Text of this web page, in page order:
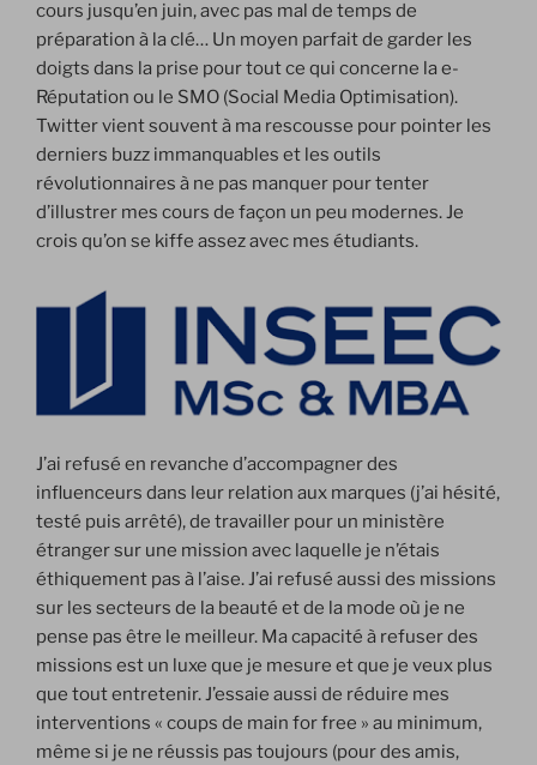
cours jusqu’en juin, avec pas mal de temps de
préparation à la clé… Un moyen parfait de garder les
doigts dans la prise pour tout ce qui concerne la e-
Réputation ou le SMO (Social Media Optimisation).
Twitter vient souvent à ma rescousse pour pointer les
derniers buzz immanquables et les outils
révolutionnaires à ne pas manquer pour tenter
d’illustrer mes cours de façon un peu modernes. Je
crois qu’on se kiffe assez avec mes étudiants.
J’ai refusé en revanche d’accompagner des
influenceurs dans leur relation aux marques (j’ai hésité,
testé puis arrêté), de travailler pour un ministère
étranger sur une mission avec laquelle je n’étais
éthiquement pas à l’aise. J’ai refusé aussi des missions
sur les secteurs de la beauté et de la mode où je ne
pense pas être le meilleur. Ma capacité à refuser des
missions est un luxe que je mesure et que je veux plus
que tout entretenir. J’essaie aussi de réduire mes
interventions « coups de main for free » au minimum,
même si je ne réussis pas toujours (pour des amis,